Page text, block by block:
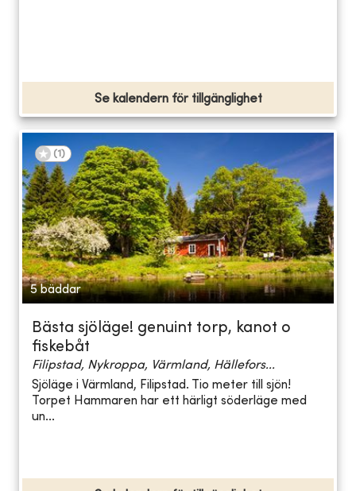
Se kalendern för tillgänglighet
(1 )
5 bäddar
Bästa sjöläge! genuint torp, kanot o
fiskebåt
Filipstad, Nykroppa, Värmland, Hällefors...
Sjöläge i Värmland, Filipstad. Tio meter till sjön!
Torpet Hammaren har ett härligt söderläge med
un...